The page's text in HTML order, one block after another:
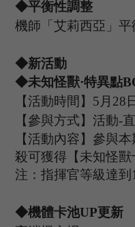
◆平衡性調整
機師「艾莉西亞」平
◆新活動
◆未知怪獸·特異點B
【活動時間】 5 月 28
【參與方式】 活動-
【活動內容】參與本
殺可獲得【未知怪獸
注：指揮官等級達到
◆機體卡池UP更新